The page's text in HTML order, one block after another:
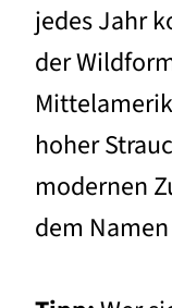
jedes Jahr
der
hoher
modernen
dem